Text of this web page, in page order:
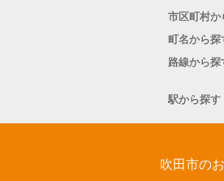
市区町村か
町名から探
路線から探
駅から探す
吹田市の